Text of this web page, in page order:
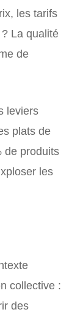
les tarifs
La qualité
de
leviers
plats de
de produits
les
collective :
des